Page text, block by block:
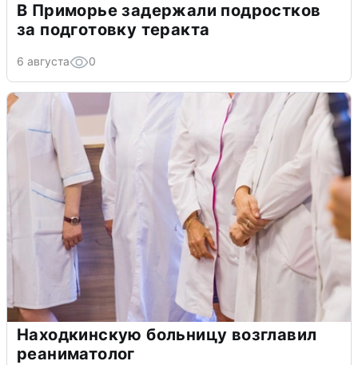
В Приморье задержали подростков
за подготовку теракта
6 августа 0
Находкинскую больницу возглавил
реаниматолог